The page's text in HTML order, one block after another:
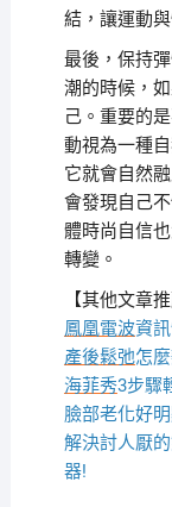
結，讓運動
最後，保持
潮的時候，
己。重要的
動視為一種
它就會自然
會發現自己
體時尚自信
轉變。
【其他文章推
鳳凰電波資
產後鬆弛怎
海菲秀3步驟
臉部老化好
解決討人厭
器!